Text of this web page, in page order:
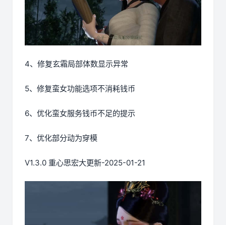
4、修复玄霜局部体数显示异常
5、修复蛮女功能选项不消耗钱币
6、优化蛮女服务钱币不足的提示
7、优化部分动为穿模
V1.3.0 重心思宏大更新-2025-01-21